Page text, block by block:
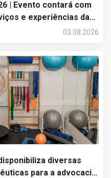
| Evento contará com
e experiências da
03.08.2026
diversas
para a advocacia